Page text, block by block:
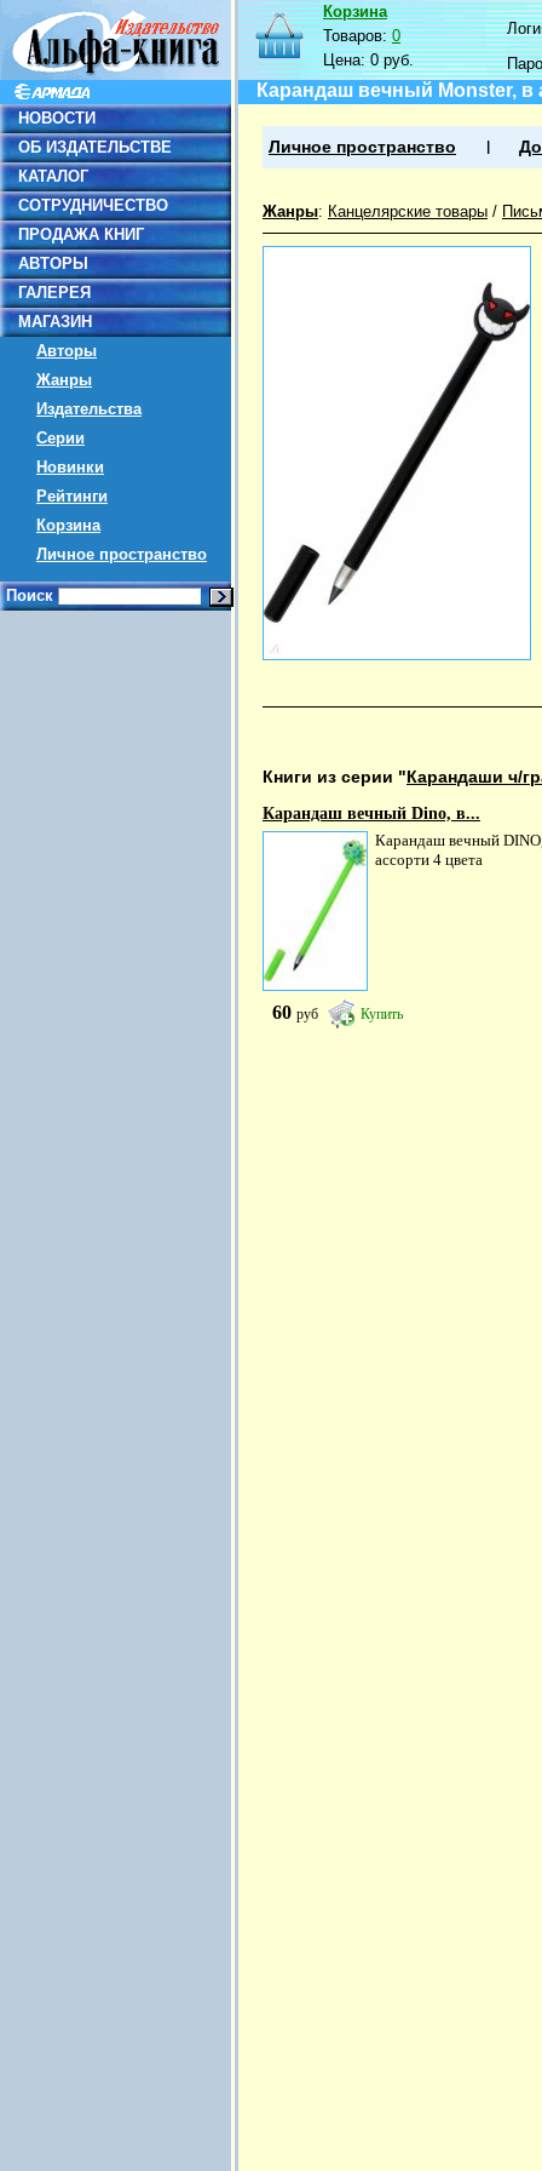
НОВОСТИ
ОБ ИЗДАТЕЛЬСТВЕ
КАТАЛОГ
СОТРУДНИЧЕСТВО
ПРОДАЖА КНИГ
АВТОРЫ
ГАЛЕРЕЯ
МАГАЗИН
Авторы
Жанры
Издательства
Серии
Новинки
Рейтинги
Корзина
Личное пространство
Поиск
Корзина
Товаров:0
Цена:0 руб.
Карандаш вечный Monster, в
Личное пространство
Жанры: Канцелярские товары /
Книги из серии "Карандаши ч/
Карандаш вечный Dino, в...
Карандаш вечный
ассорти 4 цвета
60 руб Купить